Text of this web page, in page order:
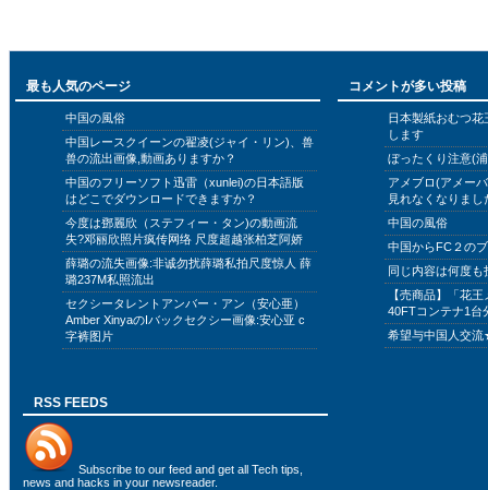
最も人気のページ
中国の風俗
中国レースクイーンの翟凌(ジャイ・リン)、兽
兽の流出画像,動画ありますか？
中国のフリーソフト迅雷（xunlei)の日本語版
はどこでダウンロードできますか？
今度は鄧麗欣（ステフィー・タン)の動画流
失?邓丽欣照片疯传网络 尺度超越张柏芝阿娇
薛璐の流失画像:非诚勿扰薛璐私拍尺度惊人 薛
璐237M私照流出
セクシータレントアンバー・アン（安心亜）
Amber XinyaのIバックセクシー画像:安心亚 c
字裤图片
コメントが多い投稿
日本製紙おむつ
します
ぼったくり注意(
アメブロ(アメー
見れなくなりまし
中国の風俗
中国からFC２の
同じ内容は何度
【売商品】「花
40FTコンテナ1台
希望与中国人交
RSS FEEDS
Subscribe to our feed and get all Tech tips,
news and hacks in your newsreader.